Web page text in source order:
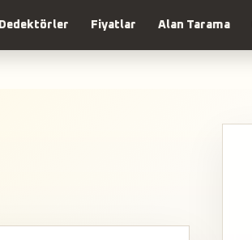
Dedektörler Fiyatlar Alan Tarama